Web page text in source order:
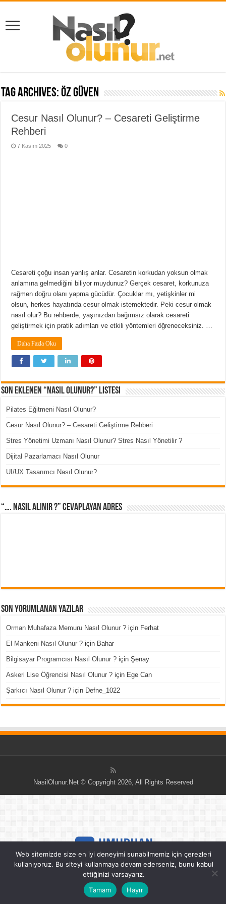
Tag Archives:öz güven
Cesur Nasıl Olunur? – Cesareti Geliştirme
Rehberi
7 Kasım 2025 0
Cesareti çoğu insan yanlış anlar. Cesaretin korkudan yoksun olmak
anlamına gelmediğini biliyor muydunuz? Gerçek cesaret, korkunuza
rağmen doğru olanı yapma gücüdür. Çocuklar mı, yetişkinler mi
olsun, herkes hayatında cesur olmak istemektedir. Peki cesur olmak
nasıl olur? Bu rehberde, yaşınızdan bağımsız olarak cesareti
geliştirmek için pratik adımları ve etkili yöntemleri öğreneceksiniz. …
Daha Fazla Oku
Son Eklenen “Nasıl Olunur?” Listesi
Pilates Eğitmeni Nasıl Olunur?
Cesur Nasıl Olunur? – Cesareti Geliştirme Rehberi
Stres Yönetimi Uzmanı Nasıl Olunur? Stres Nasıl Yönetilir ?
Dijital Pazarlamacı Nasıl Olunur
UI/UX Tasarımcı Nasıl Olunur?
“…. Nasıl Alınır ?” cevaplayan adres
Son Yorumlanan Yazılar
Orman Muhafaza Memuru Nasıl Olunur ? için Ferhat
El Mankeni Nasıl Olunur ? için Bahar
Bilgisayar Programcısı Nasıl Olunur ? içinŞenay
Askeri Lise Öğrencisi Nasıl Olunur ? için Ege Can
Şarkıcı Nasıl Olunur ? için Defne_1022
NasilOlunur.Net © Copyright 2026, All Rights Reserved
Web sitemizde size en iyi deneyimi sunabilmemiz için çerezleri
kullanıyoruz. Bu siteyi kullanmaya devam ederseniz, bunu kabul
ettiğinizi varsayarız.
Tamam
Hayır